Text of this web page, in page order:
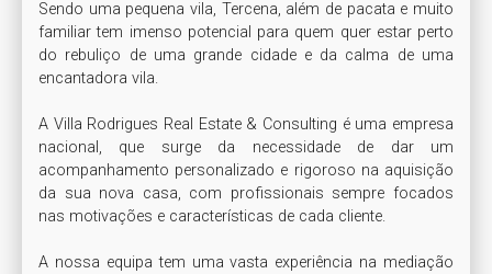
Sendo uma pequena vila, Tercena, além de pacata e muito
familiar tem imenso potencial para quem quer estar perto
do rebuliço de uma grande cidade e da calma de uma
encantadora vila.
A Villa Rodrigues Real Estate & Consulting é uma empresa
nacional, que surge da necessidade de dar um
acompanhamento personalizado e rigoroso na aquisição
da sua nova casa, com profissionais sempre focados
nas motivações e características de cada cliente.
A nossa equipa tem uma vasta experiência na mediação